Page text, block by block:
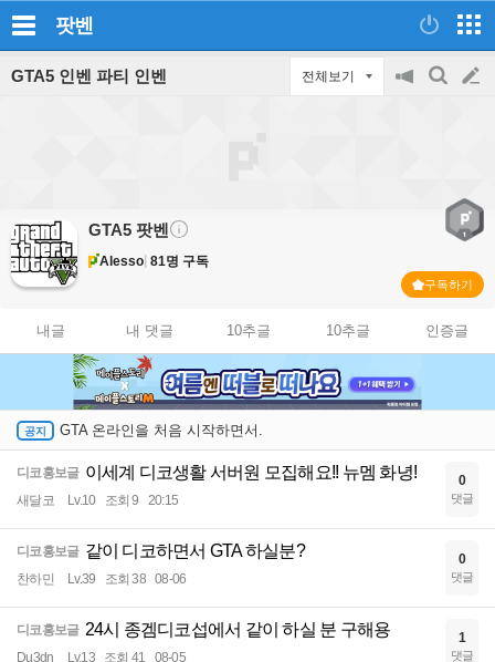
팟벤
GTA5 인벤 파티 인벤 전체보기
GTA5 팟벤
Alesso 81명 구독
구독하기
내글 내 댓글 10추글 10추글 인증글
GTA 온라인을 처음 시작하면서.
디코홍보글 이세계 디코생활 서버원 모집해요!! 뉴멤 화녕!
새달코 Lv.10 조회 9 20:15
0
댓글
디코홍보글 같이 디코하면서 GTA 하실분?
찬하민 Lv.39 조회 38 08-06
0
댓글
디코홍보글 24시 종겜디코섭에서 같이 하실 분 구해용
Du3dn Lv.13 조회 41 08-05
1
댓글